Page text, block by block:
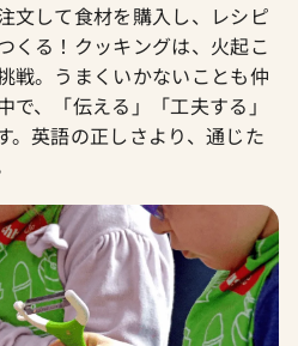
文して食材を購入し、レシピ
くる！クッキングは、火起こ
戦。うまくいかないことも仲
、「伝える」「工夫する」
。英語の正しさより、通じた